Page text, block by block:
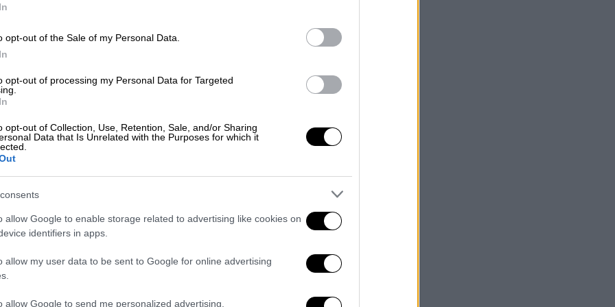
opt-out of the Sale of my Personal Data.
opt-out of processing my Personal Data for Targeted
opt-out of Collection, Use, Retention, Sale, and/or Sharing
Data that Is Unrelated with the Purposes for which it
allow Google to enable storage related to advertising like cookies on
identifiers in apps.
allow my user data to be sent to Google for online advertising
allow Google to send me personalized advertising.
(Eurokinissi/Τατιάνα Μπόλαρη)
το ΕΘΝΟΣ στη Google
δημιούργησαν επεισόδια μπροστά από
ενώ στη συνέχεια
πλευρά της διμοιρίας των ΜΑΤ που
και Τοσίτσα.
έπειτα από το τέλος της
Οι κουκουλοφόροι που για μία ακόμα
Πολυτεχνείο επιτέθηκαν με πέτρες, ξύλα